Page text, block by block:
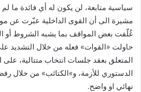
سياسية متابعة، لن يكون له أي فائدة ما
مشيرة الى أن القوى الداخلية عبّرت عن
غُلّفت بعض المواقف بما يشبه الشروط أو
حاولت «القوات» فعله من خلال التشديد
المتعلق بعقد جلسات انتخاب متتالية، على
الدستوري للأزمة، و»الكتائب» من خلال
نهائي او واضح.